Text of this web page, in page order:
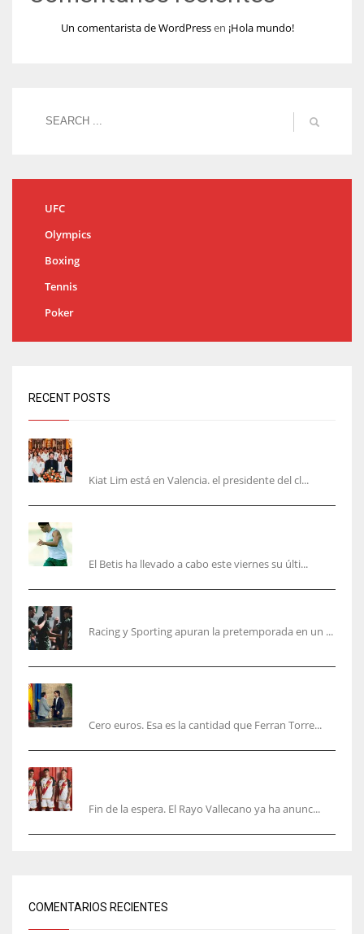
Un comentarista de WordPressen ¡Hola mundo!
UFC
Olympics
Boxing
Tennis
Poker
RECENT POSTS
Kiat Lim está en Valencia. el presidente del cl...
El Betis ha llevado a cabo este viernes su últi...
Racing y Sporting apuran la pretemporada en un ...
Cero euros. Esa es la cantidad que Ferran Torre...
Fin de la espera. El Rayo Vallecano ya ha anunc...
COMENTARIOS RECIENTES